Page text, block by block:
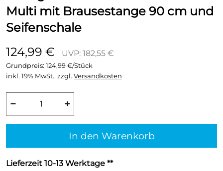
Multi mit Brausestange 90 cm und
Seifenschale
124,99 €
UVP: 182,55 €
Grundpreis: 124,99 €/Stück
inkl. 19% MwSt., zzgl. Versandkosten
− +
In den Warenkorb
Lieferzeit 10-13 Werktage **